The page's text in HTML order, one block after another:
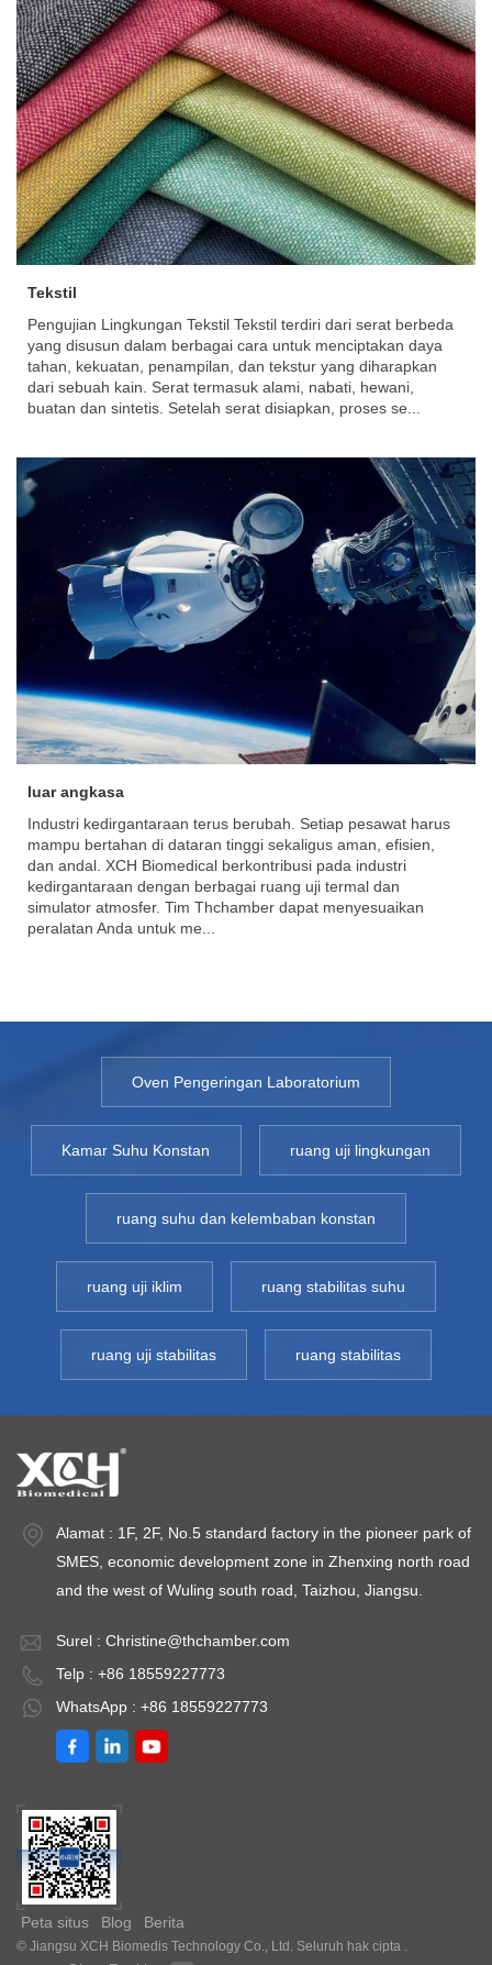
Tekstil
Pengujian Lingkungan Tekstil Tekstil terdiri dari serat berbeda
yang disusun dalam berbagai cara untuk menciptakan daya
tahan, kekuatan, penampilan, dan tekstur yang diharapkan
dari sebuah kain. Serat termasuk alami, nabati, hewani,
buatan dan sintetis. Setelah serat disiapkan, proses se...
luar angkasa
Industri kedirgantaraan terus berubah. Setiap pesawat harus
mampu bertahan di dataran tinggi sekaligus aman, efisien,
dan andal. XCH Biomedical berkontribusi pada industri
kedirgantaraan dengan berbagai ruang uji termal dan
simulator atmosfer. Tim Thchamber dapat menyesuaikan
peralatan Anda untuk me...
Oven Pengeringan Laboratorium
Kamar Suhu Konstan ruang uji lingkungan
ruang suhu dan kelembaban konstan
ruang uji iklim ruang stabilitas suhu
ruang uji stabilitas ruang stabilitas
Alamat : 1F, 2F, No.5 standard factory in the pioneer park of
SMES, economic development zone in Zhenxing north road
and the west of Wuling south road, Taizhou, Jiangsu.
Surel : Christine@thchamber.com
Telp : +86 18559227773
WhatsApp : +86 18559227773
Peta situs Blog Berita
© Jiangsu XCH Biomedis Technology Co., Ltd. Seluruh hak cipta .